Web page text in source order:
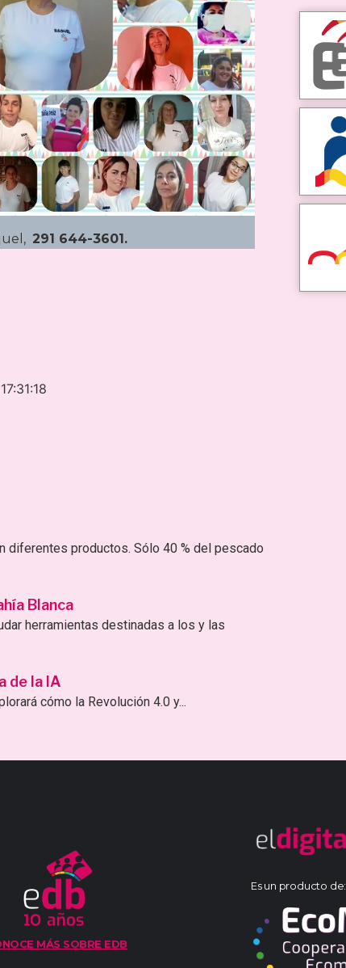
291 644-3601.
diferentes productos. Sólo 40 % del pescado
Blanca
herramientas destinadas a los y las
de la IA
cómo la Revolución 4.0 y...
MÁS SOBRE EDB
Es un producto de: